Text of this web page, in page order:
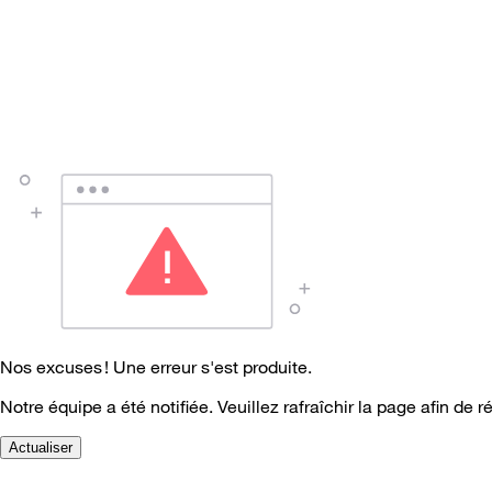
Nos excuses ! Une erreur s'est produite.
Notre équipe a été notifiée. Veuillez rafraîchir la page afin de
Actualiser